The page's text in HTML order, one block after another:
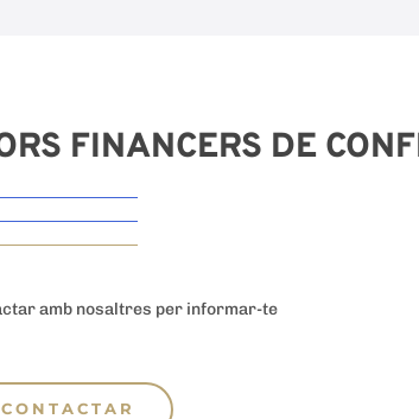
FINANCERS DE
amb nosaltres per informar-te
CONTACTAR